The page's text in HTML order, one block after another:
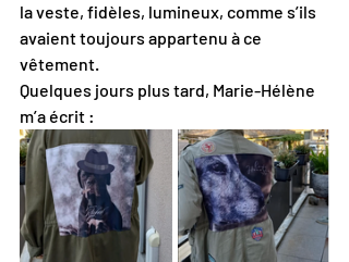
la veste, fidèles, lumineux, comme s’ils
avaient toujours appartenu à ce
vêtement.
Quelques jours plus tard, Marie-Hélène
m’a écrit :